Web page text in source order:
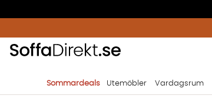
Sommardeals Utemöbler Vardagsrum